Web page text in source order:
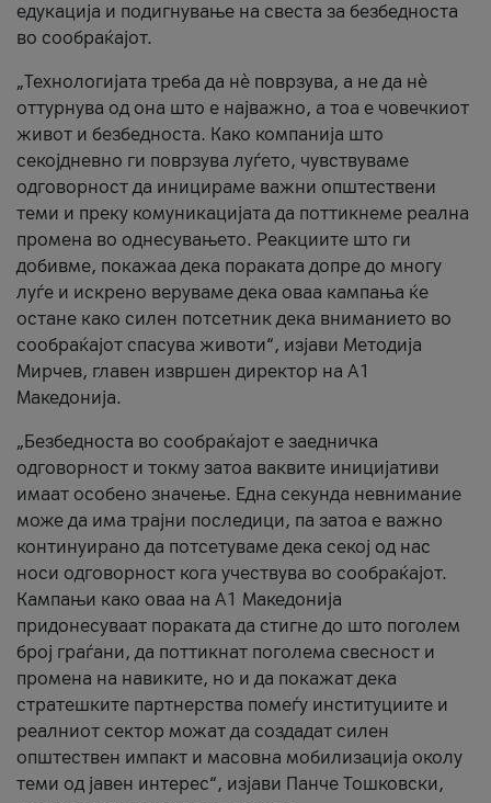
едукација и подигнување на свеста за безбедноста
во сообраќајот.
„Технологијата треба да нè поврзува, а не да нè
оттурнува од она што е најважно, а тоа е човечкиот
живот и безбедноста. Како компанија што
секојдневно ги поврзува луѓето, чувствуваме
одговорност да иницираме важни општествени
теми и преку комуникацијата да поттикнеме реална
промена во однесувањето. Реакциите што ги
добивме, покажаа дека пораката допре до многу
луѓе и искрено веруваме дека оваа кампања ќе
остане како силен потсетник дека вниманието во
сообраќајот спасува животи“, изјави Методија
Мирчев, главен извршен директор на А1
Македонија.
„Безбедноста во сообраќајот е заедничка
одговорност и токму затоа ваквите иницијативи
имаат особено значење. Една секунда невнимание
може да има трајни последици, па затоа е важно
континуирано да потсетуваме дека секој од нас
носи одговорност кога учествува во сообраќајот.
Кампањи како оваа на A1 Македонија
придонесуваат пораката да стигне до што поголем
број граѓани, да поттикнат поголема свесност и
промена на навиките, но и да покажат дека
стратешките партнерства помеѓу институциите и
реалниот сектор можат да создадат силен
општествен импакт и масовна мобилизација околу
теми од јавен интерес“, изјави Панче Тошковски,